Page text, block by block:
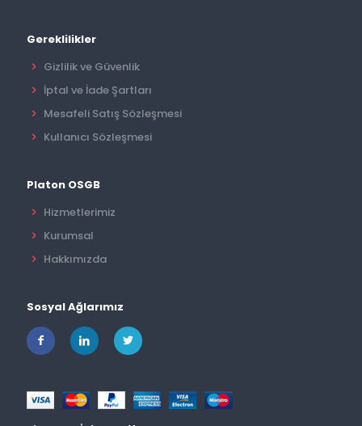
Gereklilikler
Gizlilik ve Güvenlik
İptal ve İade Şartları
Mesafeli Satış Sözleşmesi
Kullanıcı Sözleşmesi
Platon OSGB
Hizmetlerimiz
Kurumsal
Hakkımızda
Sosyal Ağlarımız